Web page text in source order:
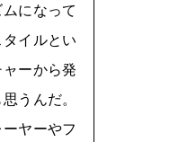
になって
イルとい
ーから発
うんだ。
ヤーやフ